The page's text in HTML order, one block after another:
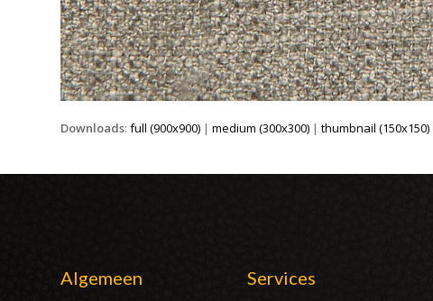
Downloads:full (900x900) |medium (300x300) |thumbnail (150x150)
Algemeen Services